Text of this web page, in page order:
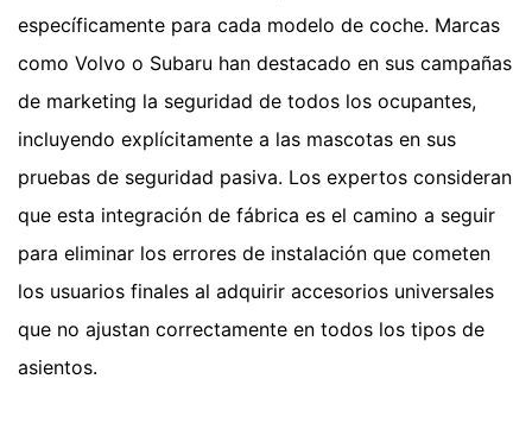
específicamente para cada modelo de coche. Marcas
como Volvo o Subaru han destacado en sus campañas
de marketing la seguridad de todos los ocupantes,
incluyendo explícitamente a las mascotas en sus
pruebas de seguridad pasiva. Los expertos consideran
que esta integración de fábrica es el camino a seguir
para eliminar los errores de instalación que cometen
los usuarios finales al adquirir accesorios universales
que no ajustan correctamente en todos los tipos de
asientos.